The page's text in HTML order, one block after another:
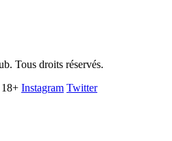
Tous droits réservés.
18+ Instagram Twitter